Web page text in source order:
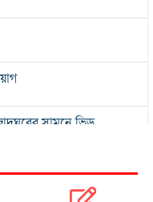
সামনে ভিড়